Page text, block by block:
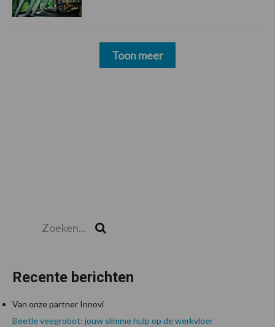
Toon meer
Recente berichten
Van onze partner Innovi
Beetle veegrobot: jouw slimme hulp op de werkvloer